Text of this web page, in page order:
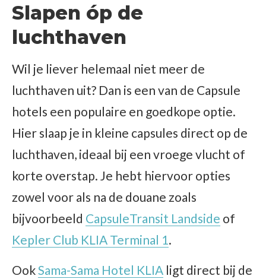
Slapen óp de
luchthaven
Wil je liever helemaal niet meer de
luchthaven uit? Dan is een van de Capsule
hotels een populaire en goedkope optie.
Hier slaap je in kleine capsules direct op de
luchthaven, ideaal bij een vroege vlucht of
korte overstap. Je hebt hiervoor opties
zowel voor als na de douane zoals
bijvoorbeeld CapsuleTransit Landside of
Kepler Club KLIA Terminal 1 .
OokSama-Sama Hotel KLIA ligt direct bij de